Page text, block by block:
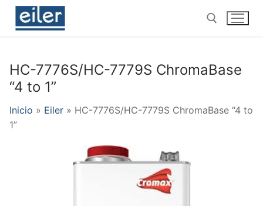
Buscar por:
HC-7776S/HC-7779S ChromaBase
“4 to 1”
Inicio » Eiler » HC-7776S/HC-7779S ChromaBase “4 to
1”